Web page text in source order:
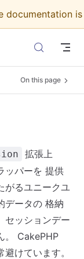
documentation
On this page
拡張上
ッパーを 提供
がるユニークユ
データの 格納
セッションデー
。 CakePHP
けています。